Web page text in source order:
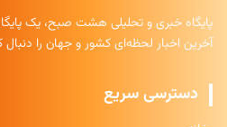
پایگاه خبری و تحلیلی هشت صبح، یک
آخرین اخبار لحظه‌ای کشور و جهان را دنبال
دسترسی سریع